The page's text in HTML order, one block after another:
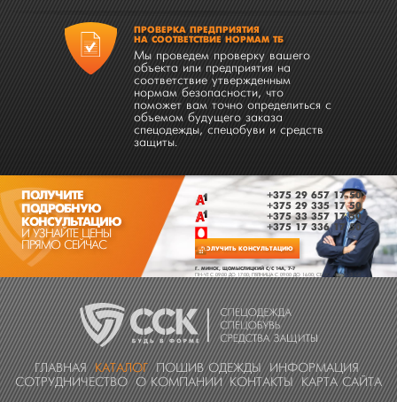
ПРОВЕРКА ПРЕДПРИЯТИЯ
НА СООТВЕТСТВИЕ НОРМАМ ТБ
Мы проведем проверку вашего
объекта или предприятия на
соответствие утвержденным
нормам безопасности, что
поможет вам точно определиться с
объемом будущего заказа
спецодежды, спецобуви и средств
защиты.
ПОЛУЧИТЕ
ПОДРОБНУЮ
КОНСУЛЬТАЦИЮ
И УЗНАЙТЕ ЦЕНЫ
ПРЯМО СЕЙЧАС
+375 29 657 17 50
+375 29 335 17 50
+375 33 357 17 50
+375 17 336 17 50
ПОЛУЧИТЬ КОНСУЛЬТАЦИЮ
Г. МИНСК, ЩОМЫСЛИЦКИЙ С/С 14А, 7-7
ПН-ЧТ C 09:00 ДО 17:00; ПЯТНИЦА C 09:00 ДО 16:00; СБ-ВС - ВЫХОДНЫЕ
ГЛАВНАЯ КАТАЛОГ ПОШИВ ОДЕЖДЫ
ИНФОРМАЦИЯ
СОТРУДНИЧЕСТВО
О КОМПАНИИ КОНТАКТЫ КАРТА САЙТА